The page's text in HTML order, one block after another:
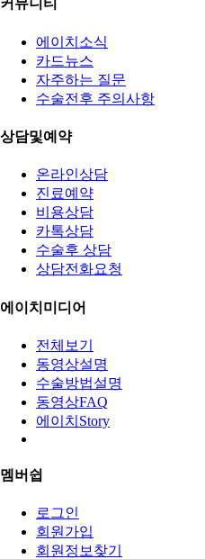
커뮤니티
에이치소식
카드뉴스
자주하는 질문
수술전후 주의사항
상담및예약
온라인상담
진료예약
비용상담
카톡상담
수술후 상담
상담전화요청
에이치미디어
전체보기
동영상설명
수술방법설명
동영상FAQ
에이치Story
멤버쉽
로그인
회원가입
회원정보찾기